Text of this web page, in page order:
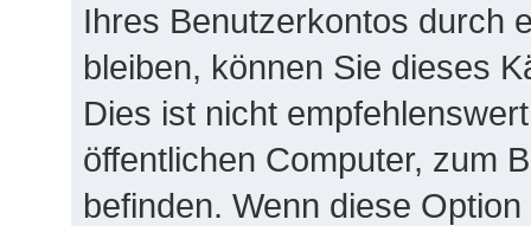
Ihres Benutzerkontos durch
bleiben, können Sie dieses
Dies ist nicht
öffentlichen Computer, zum
befinden. Wenn diese